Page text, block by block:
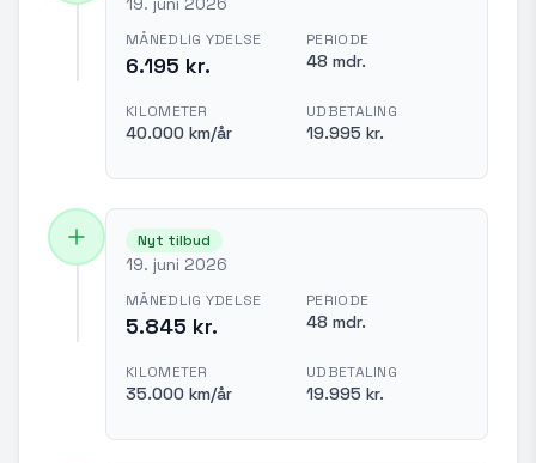
MÅNEDLIG YDELSE
6.195 kr.
PERIODE
48 mdr.
KILOMETER
40.000 km/år
UDBETALING
19.995 kr.
Nyt tilbud
19. juni 2026
MÅNEDLIG YDELSE
5.845 kr.
PERIODE
48 mdr.
KILOMETER
35.000 km/år
UDBETALING
19.995 kr.